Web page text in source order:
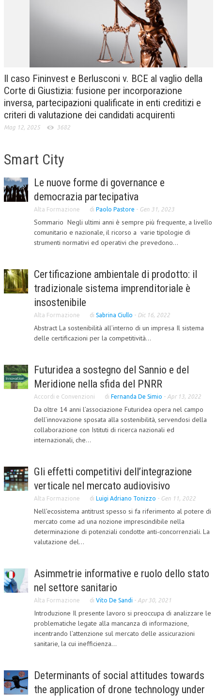
PRASSI
AMMINISTRATIVA
TRIBUTARIA
COSTITUZIONALE
TRIBUTARIA
PENALE
CORSI ENTI TERZI
PUBBLICAZIONI
BOLLETTINO FINANZIAMENTI
TELEGRAM
MANUALI E MONOGRAFIE
TESI DI LAUREA
MATERIALE DIDATTICO
INVITI E PROMOZIONI
Il caso Fininvest e Berlusconi v. BCE al vaglio della
Corte di Giustizia: fusione per incorporazione
inversa, partecipazioni qualificate in enti creditizi e
criteri di valutazione dei candidati acquirenti
Mag 12, 2025 3682
Smart City
Le nuove forme di governance e
democrazia partecipativa
Alta Formazione di Paolo Pastore - Gen 31, 2023
Sommario Negli ultimi anni è sempre più frequente, a livello
comunitario e nazionale, il ricorso a varie tipologie di
strumenti normativi ed operativi che prevedono...
Certificazione ambientale di prodotto: il
tradizionale sistema imprenditoriale è
insostenibile
Alta Formazione di Sabrina Ciullo - Dic 16, 2022
Abstract La sostenibilità all’interno di un impresa Il sistema
delle certificazioni per la competitività...
Futuridea a sostegno del Sannio e del
Meridione nella sfida del PNRR
Accordi e Convenzioni di Fernanda De Simio - Apr 13, 2022
Da oltre 14 anni l’associazione Futuridea opera nel campo
dell’innovazione sposata alla sostenibilità, servendosi della
collaborazione con Istituti di ricerca nazionali ed
internazionali, che...
Gli effetti competitivi dell’integrazione
verticale nel mercato audiovisivo
Alta Formazione di Luigi Adriano Tonizzo - Gen 11, 2022
Nell’ecosistema antitrust spesso si fa riferimento al potere di
mercato come ad una nozione imprescindibile nella
determinazione di potenziali condotte anti-concorrenziali. La
valutazione del...
Asimmetrie informative e ruolo dello stato
nel settore sanitario
Alta Formazione di Vito De Sandi - Apr 30, 2021
Introduzione Il presente lavoro si preoccupa di analizzare le
problematiche legate alla mancanza di informazione,
incentrando l’attenzione sul mercato delle assicurazioni
sanitarie, la cui inefficienza...
Determinants of social attitudes towards
the application of drone technology under